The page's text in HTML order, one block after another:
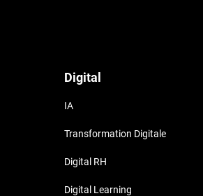
Digital
IA
Transformation Digitale
Digital RH
Digital Learning